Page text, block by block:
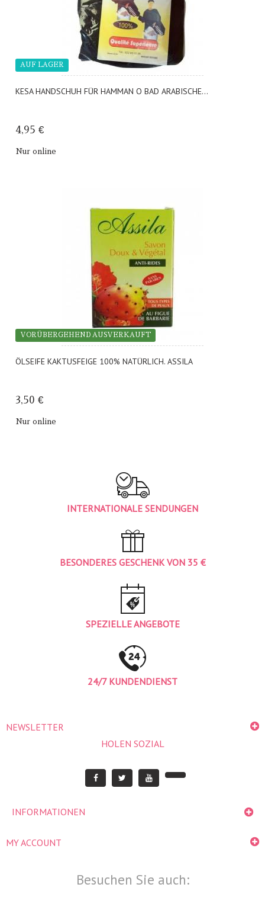
KESA HANDSCHUH FÜR HAMMAN O BAD ARABISCHE...
4,95 €
Nur online
AUF LAGER
ÖLSEIFE KAKTUSFEIGE 100% NATÜRLICH. ASSILA
3,50 €
Nur online
VORÜBERGEHEND AUSVERKAUFT
INTERNATIONALE SENDUNGEN
BESONDERES GESCHENK VON 35 €
SPEZIELLE ANGEBOTE
24/7 KUNDENDIENST
NEWSLETTER
HOLEN SOZIAL
INFORMATIONEN
MY ACCOUNT
Besuchen Sie auch: